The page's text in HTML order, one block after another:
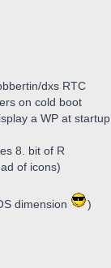
dxs RTC
on cold boot
a WP at startup
8. bit of R
of icons)
dimension
)